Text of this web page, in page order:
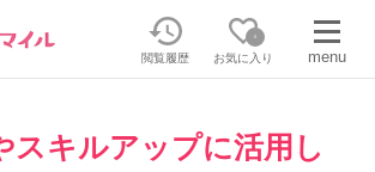
閲覧履歴
0
お気に入り menu
談・お問い合わせはこちら
スキルアップに活用し